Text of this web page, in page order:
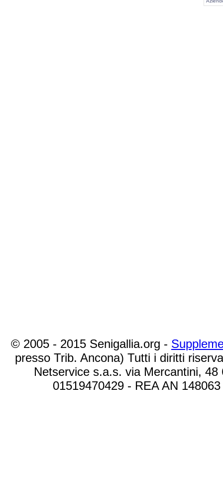
© 2005 - 2015 Senigallia.org -
presso Trib. Ancona) Tutti i diritti
Netservice s.a.s. via Mercantini,
01519470429 - REA AN